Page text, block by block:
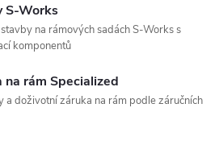
S-Works
na rámových sadách S-Works s
komponentů
na rám Specialized
a doživotní záruka na rám podle záručních